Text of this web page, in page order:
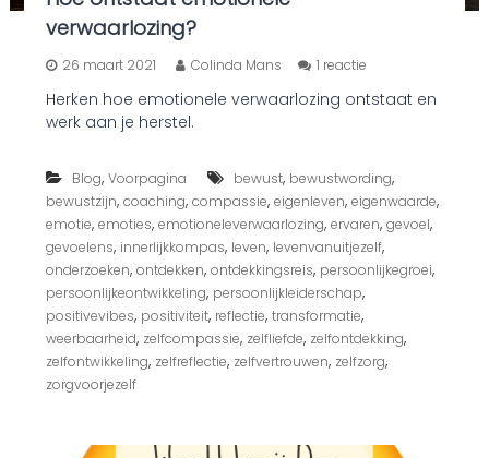
verwaarlozing?
26 maart 2021 Colinda Mans 1 reactieo
H
n
t
s
t
a
m
o
Herken hoe emotionele verwaarlozing ontstaat en
werk aan je herstel.
Blog, Voorpagina bewust, bewustwording,
bewustzijn, coaching, compassie, eigenleven, eigenwaarde,
emotie, emoties, emotioneleverwaarlozing, ervaren, gevoel,
gevoelens, innerlijkkompas, leven, levenvanuitjezelf,
onderzoeken, ontdekken, ontdekkingsreis, persoonlijkegroei,
persoonlijkeontwikkeling, persoonlijkleiderschap,
positivevibes, positiviteit, reflectie, transformatie,
weerbaarheid, zelfcompassie, zelfliefde, zelfontdekking,
zelfontwikkeling, zelfreflectie, zelfvertrouwen, zelfzorg,
zorgvoorjezelf